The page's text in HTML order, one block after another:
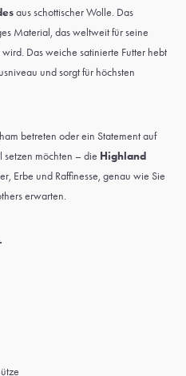
aus schottischer Wolle. Das
Material, das weltweit für seine
Das weiche satinierte Futter hebt
und sorgt für höchsten
betreten oder ein Statement auf
möchten – die Highland
Erbe und Raffinesse, genau wie Sie
erwarten.